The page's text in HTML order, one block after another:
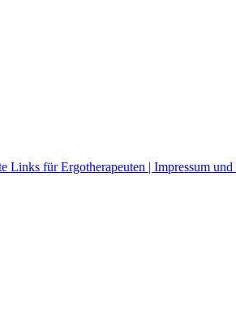
Links für Ergotherapeuten | Impressum